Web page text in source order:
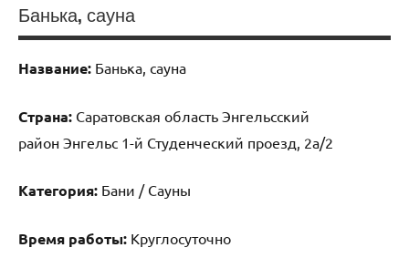
Банька, сауна
Название: Банька, сауна
Страна: Саратовская область Энгельсский
район Энгельс 1-й Студенческий проезд, 2а/2
Категория: Бани / Сауны
Время работы: Круглосуточно